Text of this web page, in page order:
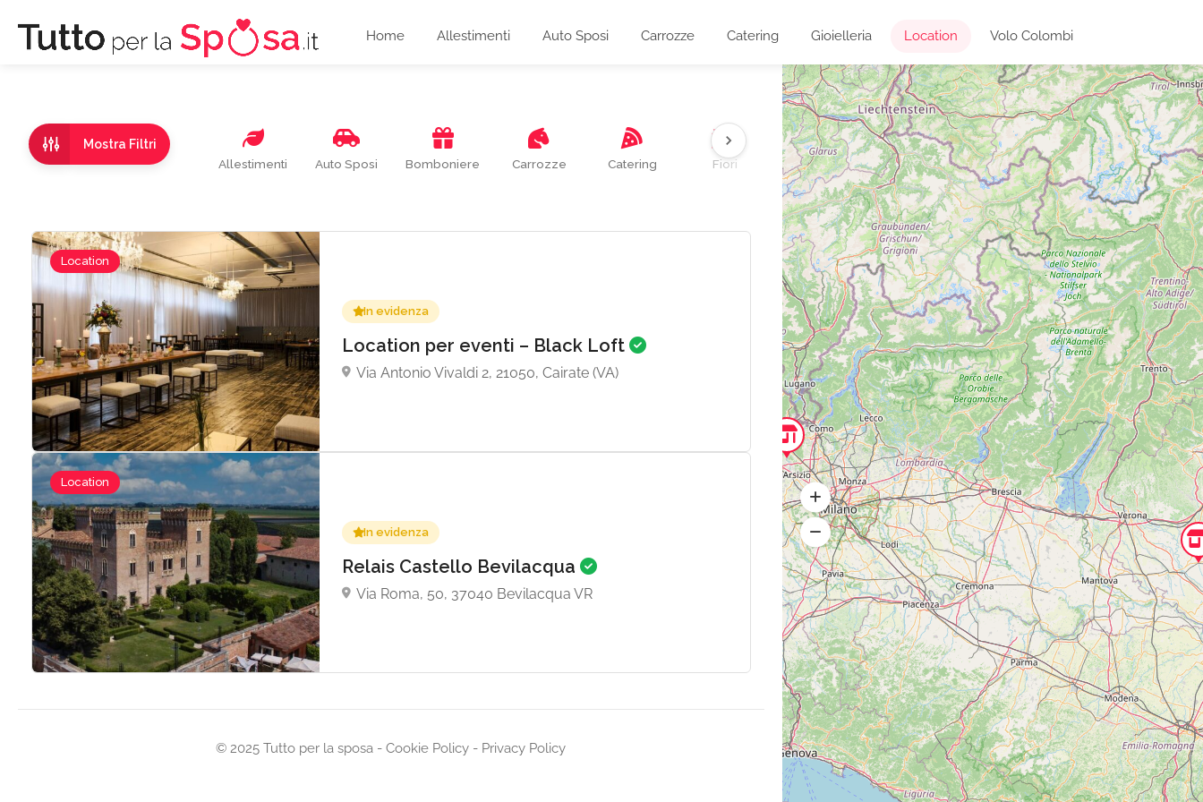
Home Allestimenti Auto Sposi Carrozze Catering Gioielleria Location Volo Colombi
Mostra Filtri
Allestimenti
Auto Sposi Bomboniere Carrozze Catering Fiori Gioielleria Location
Volo
Colombi
Location
In evidenza
Location per eventi – Black Loft
Via Antonio Vivaldi 2, 21050, Cairate (VA)
Location
In evidenza
Relais Castello Bevilacqua
Via Roma, 50, 37040 Bevilacqua VR
© 2025 Tutto per la sposa - Cookie Policy - Privacy Policy